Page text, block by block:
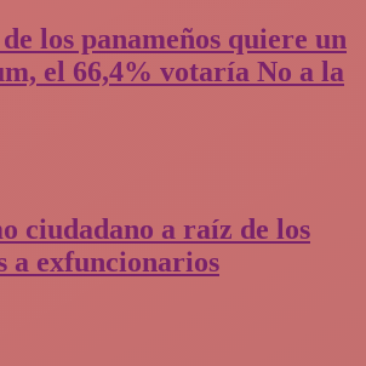
los panameños quiere un
el 66,4% votaría No a la
ciudadano a raíz de los
a exfuncionarios